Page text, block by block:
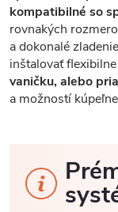
kompatibilné so
rovnakých
a dokonalé
inštalovať
vaničku, alebo
a možností